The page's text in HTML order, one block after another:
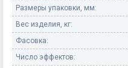
Размеры упаковки, мм:
Вес изделия, кг:
Фасовка:
Число эффектов: